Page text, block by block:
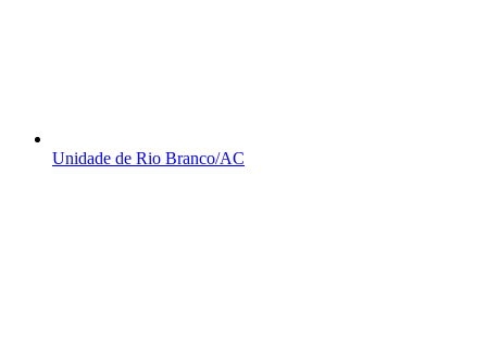
Unidade de Rio Branco/AC